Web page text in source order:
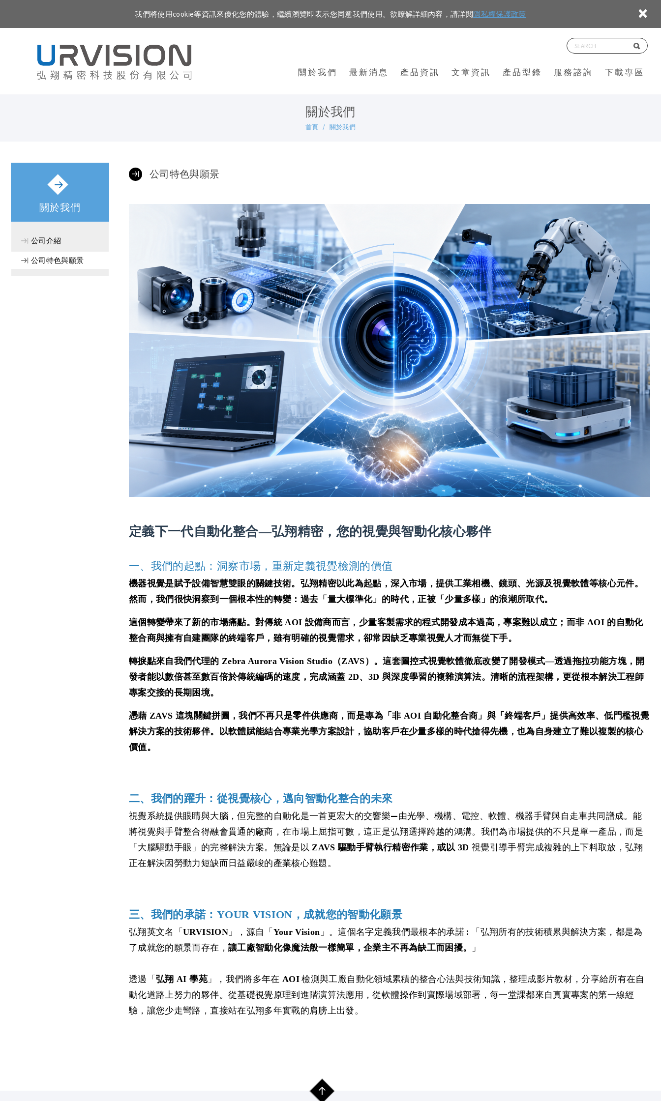
我們將使用cookie等資訊來優化您的體驗，繼續瀏覽即表示您同意我們使用。欲瞭解詳細內容，請詳閱隱私權保護政策 ×
關於我們 最新消息 產品資訊 文章資訊 產品型錄 服務諮詢 下載專區
關於我們
首頁 關於我們
關於我們
公司介紹
公司特色與願景
公司特色與願景
定義下一代自動化整合—弘翔精密，您的視覺與智動化核心夥伴
一、我們的起點：洞察市場，重新定義視覺檢測的價值
機器視覺是賦予設備智慧雙眼的關鍵技術。弘翔精密以此為起點，深入市場，提供工業相機、鏡頭、光源及視覺軟體等核心元件。
然而，我們很快洞察到一個根本性的轉變：過去「量大標準化」的時代，正被「少量多樣」的浪潮所取代。
這個轉變帶來了新的市場痛點。對傳統 AOI 設備商而言，少量客製需求的程式開發成本過高，專案難以成立；而非 AOI 的自動化
整合商與擁有自建團隊的終端客戶，雖有明確的視覺需求，卻常因缺乏專業視覺人才而無從下手。
轉捩點來自我們代理的 Zebra Aurora Vision Studio（ZAVS）。這套圖控式視覺軟體徹底改變了開發模式—透過拖拉功能方塊，開
發者能以數倍甚至數百倍於傳統編碼的速度，完成涵蓋 2D、3D 與深度學習的複雜演算法。清晰的流程架構，更從根本解決工程師
專案交接的長期困境。
憑藉 ZAVS 這塊關鍵拼圖，我們不再只是零件供應商，而是專為「非 AOI 自動化整合商」與「終端客戶」提供高效率、低門檻視覺
解決方案的技術夥伴。以軟體賦能結合專業光學方案設計，協助客戶在少量多樣的時代搶得先機，也為自身建立了難以複製的核心
價值。
二、我們的躍升：從視覺核心，邁向智動化整合的未來
視覺系統提供眼睛與大腦，但完整的自動化是一首更宏大的交響樂—由光學、機構、電控、軟體、機器手臂與自走車共同譜成。能
將視覺與手臂整合得融會貫通的廠商，在市場上屈指可數，這正是弘翔選擇跨越的鴻溝。我們為市場提供的不只是單一產品，而是
「大腦驅動手眼」的完整解決方案。無論是以 ZAVS 驅動手臂執行精密作業，或以 3D視覺引導手臂完成複雜的上下料取放，弘翔
正在解決因勞動力短缺而日益嚴峻的產業核心難題。
三、我們的承諾：YOUR VISION，成就您的智動化願景
弘翔英文名「URVISION」，源自「Your Vision 」。這個名字定義我們最根本的承諾 : 「弘翔所有的技術積累與解決方案，都是為
了成就您的願景而存在， 讓工廠智動化像魔法般一樣簡單，企業主不再為缺工而困擾。 」
透過「弘翔 AI 學苑」，我們將多年在 AOI 檢測與工廠自動化領域累積的整合心法與技術知識，整理成影片教材，分享給所有在自
動化道路上努力的夥伴。從基礎視覺原理到進階演算法應用，從軟體操作到實際場域部署，每一堂課都來自真實專案的第一線經
驗，讓您少走彎路，直接站在弘翔多年實戰的肩膀上出發。